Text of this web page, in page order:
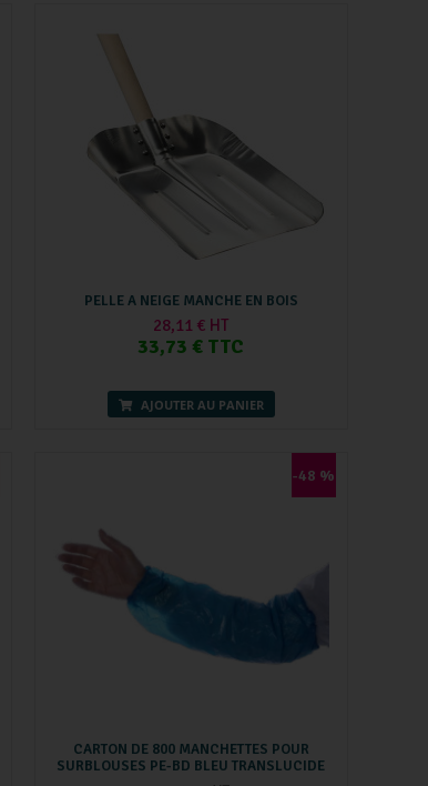
PELLE A NEIGE MANCHE EN BOIS
28,11 € HT
33,73 € TTC
AJOUTER AU PANIER
-48 %
CARTON DE 800 MANCHETTES POUR
SURBLOUSES PE-BD BLEU TRANSLUCIDE